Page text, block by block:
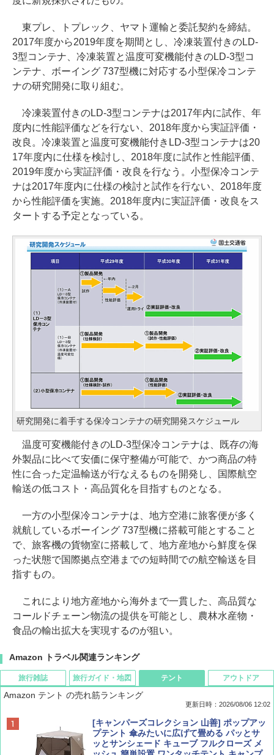
東プレ、トプレック、ヤマト運輸と委託契約を締結。
2017年度から2019年度を期間とし、冷凍装置付きのLD-
3型コンテナ、冷凍装置と温度可変機能付きのLD-3型コ
ンテナ、ボーイング 737型機に対応する小型保冷コンテ
ナの研究開発に取り組む。
冷凍装置付きのLD-3型コンテナは2017年内に試作、年
度内に性能評価などを行ない、2018年度から実証評価・
改良。冷凍装置と温度可変機能付きLD-3型コンテナは20
17年度内に仕様を検討し、2018年度に試作と性能評価、
2019年度から実証評価・改良を行なう。小型保冷コンテ
ナは2017年度内に仕様の検討と試作を行ない、2018年度
から性能評価を実施。2018年度内に実証評価・改良をス
タートする予定となっている。
研究開発に着手する保冷コンテナの研究開発スケジュール
温度可変機能付きのLD-3型保冷コンテナは、既存の海
外製品に比べて安価に保守整備が可能で、かつ商品の特
性に合った定温輸送が行なえるものを開発し、国際航空
輸送の低コスト・高品質化を目指すものとなる。
一方の小型保冷コンテナは、地方空港に旅客便が多く
就航しているボーイング 737型機に搭載可能とすること
で、旅客機の貨物室に搭載して、地方産地から鮮度を保
った状態で国際拠点空港までの短時間での航空輸送を目
指すもの。
これにより地方産地から海外まで一貫した、高品質な
コールドチェーン物流の提供を可能とし、農林水産物・
食品の輸出拡大を実現するのが狙い。
Amazon トラベル関連ランキング
旅行雑誌
ディズニーファン ２０２６年 ９月号 [雑
誌] (ＤＩＳＮＥＹ ＦＡＮ)
旅行ガイド・地図
D40 地球の歩き方 チェンマイ タイ北部の魅
力的な町 2026～2027 地球の歩き方D アジア
テント
Amazon テント の売れ筋ランキング
更新日時：2026/08/06 12:02
[キャンパーズコレクション 山善] ポップアッ
プテント 傘みたいに広げて畳める パッとサ
ッとサンシェード キューブ フルクローズ メ
アウトドア